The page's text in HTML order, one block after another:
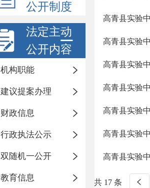
公开制度
法定主动
公开内容
机构职能
建议提案办理
财政信息
行政执法公示
双随机一公开
教育信息
高青县实验
高青县实验
高青县实验
高青县实验
高青县实验
高青县实验
高青县实验
共 17 条